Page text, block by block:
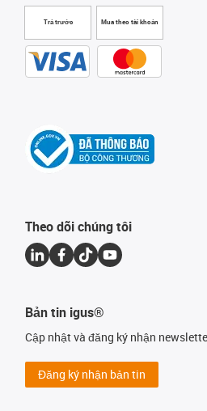
Trả trước Mua theo tài khoản
Theo dõi chúng tôi
Bản tin igus®
Cập nhật và đăng ký nhận
Đăng ký nhận bản tin